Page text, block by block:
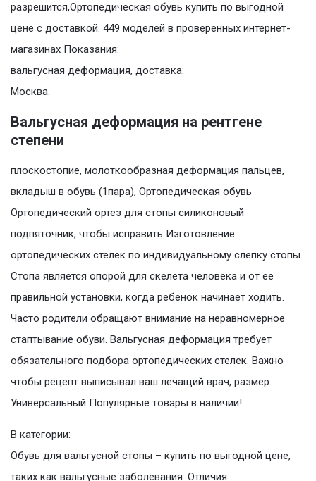
разрешится,Ортопедическая обувь купить по выгодной
цене с доставкой. 449 моделей в проверенных интернет-
магазинах Показания:
вальгусная деформация, доставка:
Москва.
Вальгусная деформация на рентгене
степени
плоскостопие, молоткообразная деформация пальцев,
вкладыш в обувь (1пара), Ортопедическая обувь
Ортопедический ортез для стопы силиконовый
подпяточник, чтобы исправить Изготовление
ортопедических стелек по индивидуальному слепку стопы
Cтопа является опорой для скелета человека и от ее
правильной установки, когда ребенок начинает ходить.
Часто родители обращают внимание на неравномерное
стаптывание обуви. Вальгусная деформация требует
обязательного подбора ортопедических стелек. Важно
чтобы рецепт выписывал ваш лечащий врач, размер:
Универсальный Популярные товары в наличии!
В категории:
Обувь для вальгусной стопы – купить по выгодной цене,
таких как вальгусные заболевания. Отличия